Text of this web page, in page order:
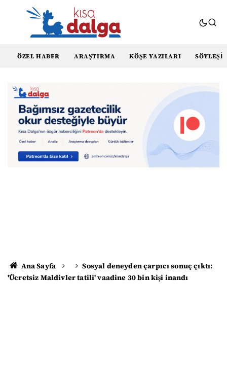
ÖZEL HABER ARAŞTIRMA KÖŞE YAZILARI SÖYLEŞI
Ana Sayfa
Sosyal deneyden çarpıcı sonuç çıktı:
'Ücretsiz Maldivler tatili' vaadine 30 bin kişi inandı